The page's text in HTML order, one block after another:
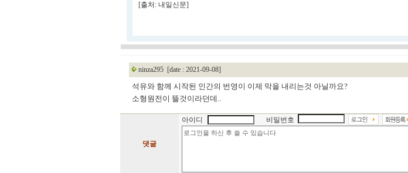
[출처: 내일신문]
ninza295 [date : 2021-09-08]
석유와 함께 시작된 인간의 번영이 이제 막을 내리는것 아닐까요?
소형원전이 뜰것이라던데..
댓글
아이디 비밀번호